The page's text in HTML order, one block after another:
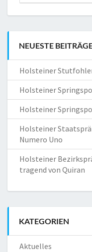
for:
NEUESTE
Holsteiner
Holsteiner
Holsteiner
Holsteiner
Numero Uno
Holsteiner
tragend von Quiran
KATEGORIEN
Aktuelles